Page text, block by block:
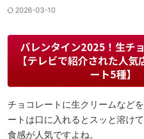
2026-03-10
バレンタイン2025！生チ
【テレビで紹介された人
ート5種】
チョコレートに生クリームなど
ートは口に入れるとスッと溶け
食感が人気ですよね。